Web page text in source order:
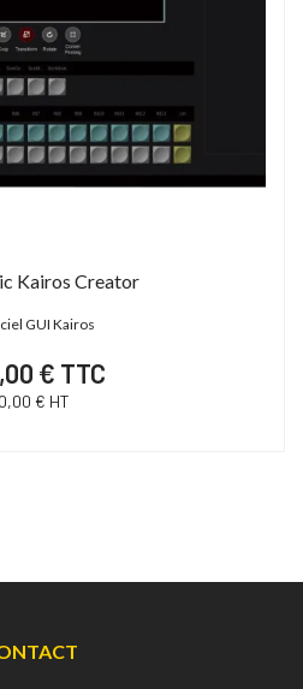
Kairos Creator
GUI Kairos
€ TTC
0,00 € HT